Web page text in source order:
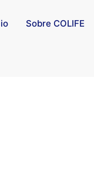
Sobre COLIFE